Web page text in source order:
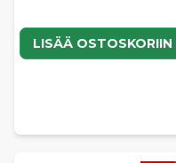
LISÄÄ OSTOSKORIIN